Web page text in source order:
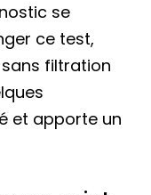
se
ce test,
filtration
et apporte un